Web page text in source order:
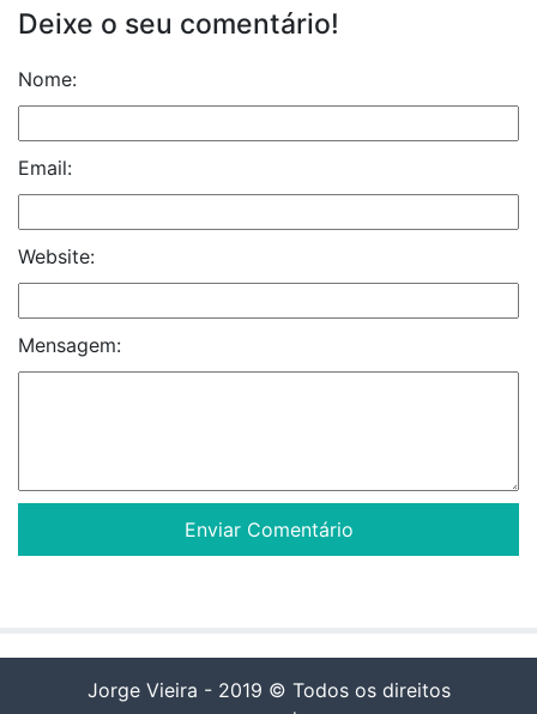
Deixe o seu comentário!
Nome:
Email:
Website:
Mensagem:
Jorge Vieira - 2019 © Todos os direitos